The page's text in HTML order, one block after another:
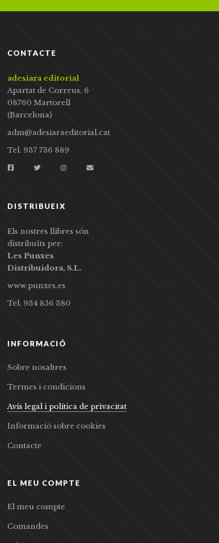
CONTACTE
adesiara editorial
Apartat de Correus, 6
08760 Martorell
(Barcelona)
adm@adesiaraeditorial.cat
Tel. 937 736 889
DISTRIBUEIX
Els nostres llibres són
distribuïts per:
Les Punxes
Distribuidora, S.L.
www.punxes.es
Tel. 934 856 380
INFORMACIÓ
Sobre nosaltres
Termes i condicions
Avís legal i política de privacitat
Informació sobre cookies
Contacte
EL MEU COMPTE
El meu compte
Comandes